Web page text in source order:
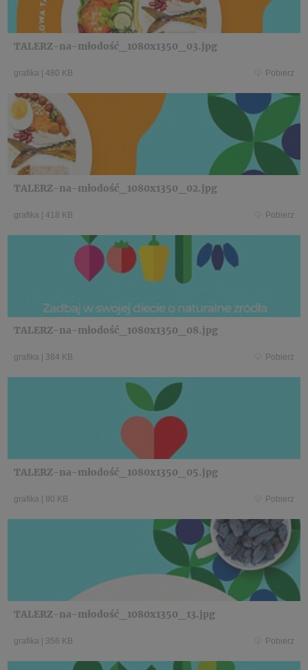
TALERZ-na-młodość_1080x1350_03.jpg
grafika 480 KB Pobierz
TALERZ-na-młodość_1080x1350_02.jpg
grafika 418 KB Pobierz
TALERZ-na-młodość_1080x1350_08.jpg
grafika 384 KB Pobierz
TALERZ-na-młodość_1080x1350_05.jpg
grafika 80 KB Pobierz
TALERZ-na-młodość_1080x1350_13.jpg
grafika 356 KB Pobierz